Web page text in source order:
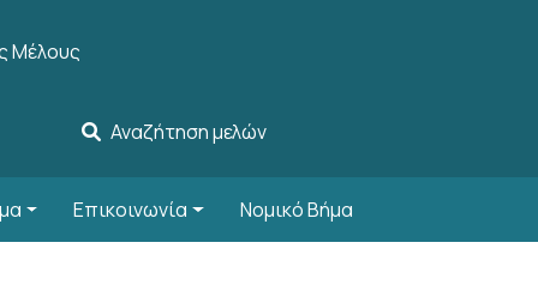
menu
Μέλους
Αναζήτηση μελών
Επικοινωνία Νομικό Βήμα